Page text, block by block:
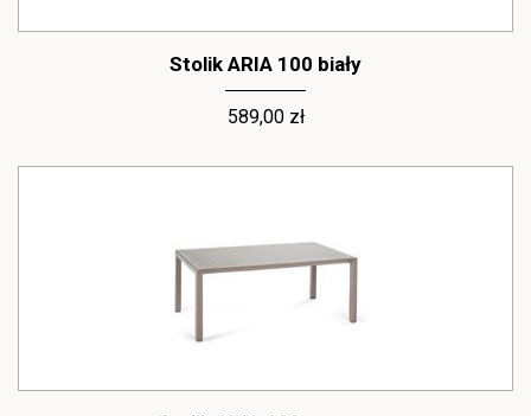
Stolik ARIA 100 biały
589,00 zł